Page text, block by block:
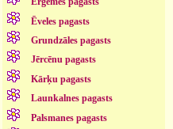
Ēveles pagasts
Grundzāles pagasts
Jērcēnu pagasts
Kārķu pagasts
Launkalnes pagasts
Palsmanes pagasts